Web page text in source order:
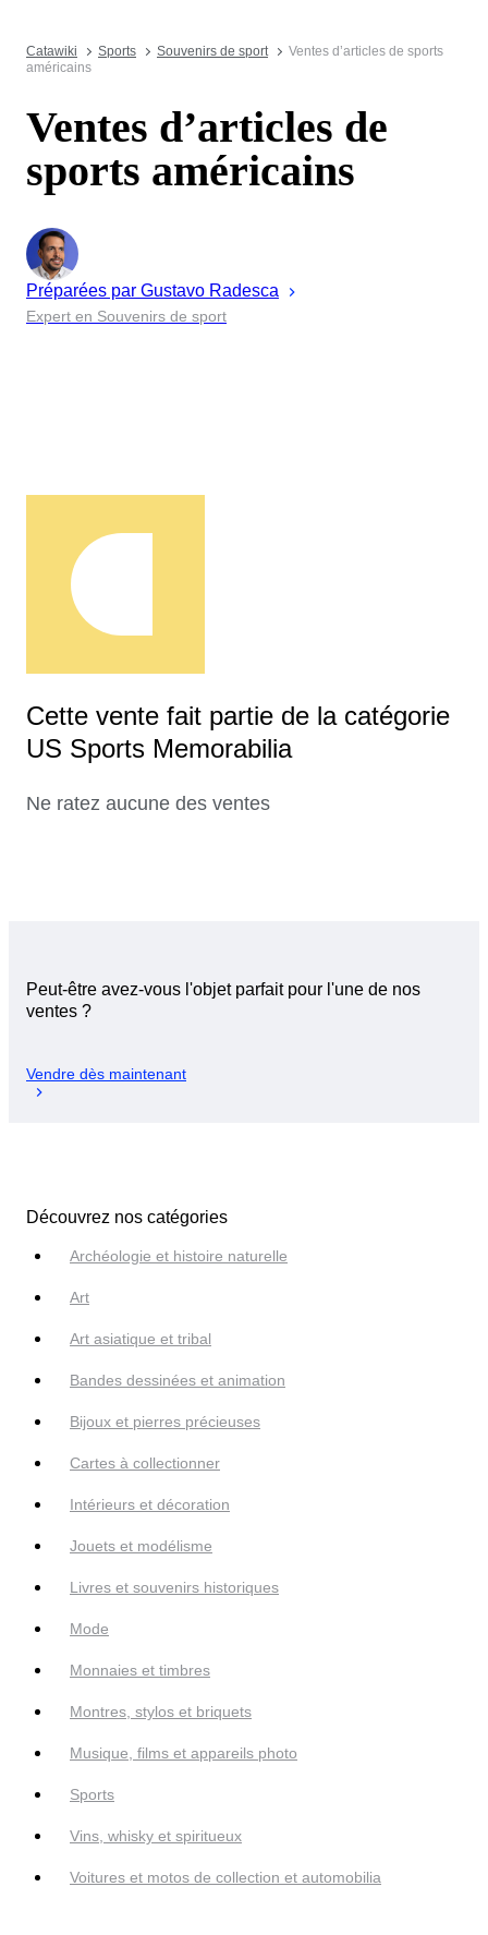
Catawiki Sports Souvenirs de sport
Ventes d’articles de sports
américains
Ventes d’articles de
sports américains
Préparées par Gustavo Radesca
Expert en Souvenirs de sport
Cette vente fait partie de la catégorie
US Sports Memorabilia
Ne ratez aucune des ventes
Peut-être avez-vous l'objet parfait pour l'une de nos
ventes ?
Vendre dès maintenant
Découvrez nos catégories
Archéologie et histoire naturelle
Art
Art asiatique et tribal
Bandes dessinées et animation
Bijoux et pierres précieuses
Cartes à collectionner
Intérieurs et décoration
Jouets et modélisme
Livres et souvenirs historiques
Mode
Monnaies et timbres
Montres, stylos et briquets
Musique, films et appareils photo
Sports
Vins, whisky et spiritueux
Voitures et motos de collection et automobilia